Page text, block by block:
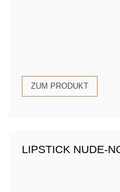
ZUM PRODUKT
LIPSTICK NUDE-